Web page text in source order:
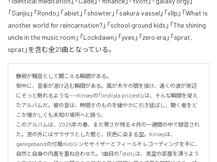
「Sanjiu」「Rondo」「abiet」「showter」「sakura vassel」「vllp」「What is
another world for reincarnation?」「school ground kids」「The shining
uncle in the music room」「Lockdawn」「yves」「zero era」「sprat,
sprat」を含む全21曲となっている。
静寂が騒音として聞こえる瞬間がある。
街中に、音楽が溶け込む瞬間がある。風が木々の間を抜け、遠くの波が岸辺
にそっと触れるような——Kinseyの「lindcy(a priciest)」は、そんな瞬間を捉え
たアルバムだ。彼の音は、時間そのものを緩やかに引き延ばし、聴く者をど
こか懐かしくも未知の場所へと誘う。
このアルバムは、2025年の春、まだ寒さが残る４月の一週間の中で録音され
た。窓の外にはザラザラとした壁と、灰色に染まる空。Kinseyは、
garegebandの付属midiシンセサイザーとフィールドレコーディングを手に、
自然と自身の内面を重ね合わせた。1曲目の「stell」は、真空の部屋を漂うよう